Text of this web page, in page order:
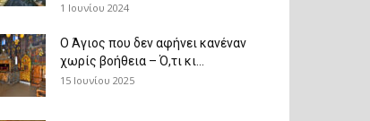
1 Ιουνίου 2024
Ο Άγιος που δεν αφήνει κανέναν
χωρίς βοήθεια – Ό,τι κι...
15 Ιουνίου 2025